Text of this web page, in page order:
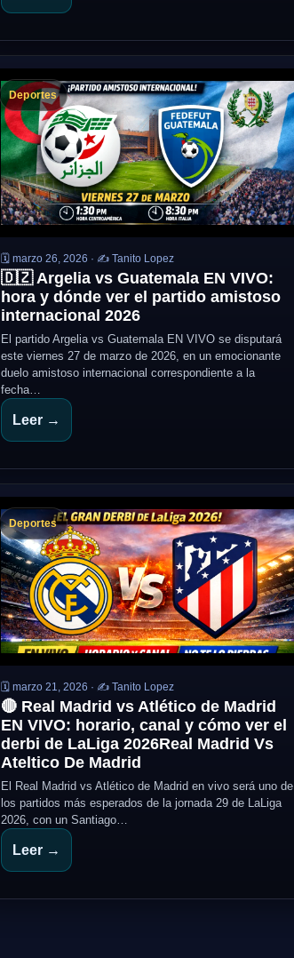
Deportes
🗓️ marzo 26, 2026 · ✍️ Tanito Lopez
🇩🇿 Argelia vs Guatemala EN VIVO:
hora y dónde ver el partido amistoso
internacional 2026
El partido Argelia vs Guatemala EN VIVO se disputará
este viernes 27 de marzo de 2026, en un emocionante
duelo amistoso internacional correspondiente a la
fecha…
Leer →
Deportes
🗓️ marzo 21, 2026 · ✍️ Tanito Lopez
🔴 Real Madrid vs Atlético de Madrid
EN VIVO: horario, canal y cómo ver el
derbi de LaLiga 2026Real Madrid Vs
Ateltico De Madrid
El Real Madrid vs Atlético de Madrid en vivo será uno de
los partidos más esperados de la jornada 29 de LaLiga
2026, con un Santiago…
Leer →